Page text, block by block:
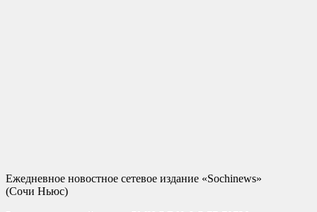
Ежедневное новостное сетевое издание «Sochinews»
(Сочи Ньюс)